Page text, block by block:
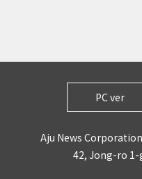
PC ver
Aju News
42, Jong-ro